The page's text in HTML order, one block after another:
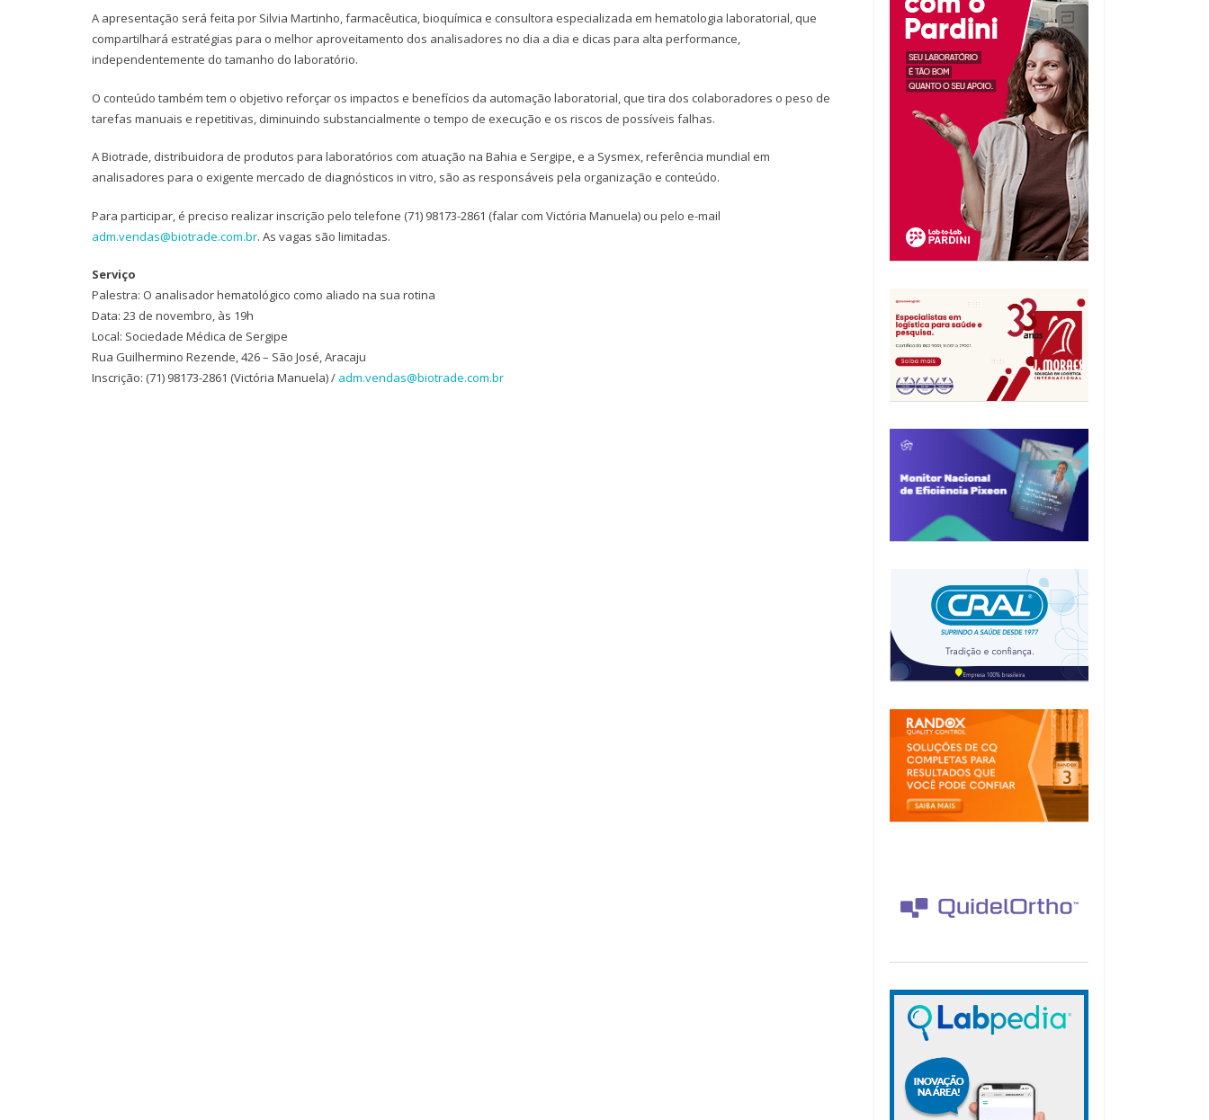
A apresentação será feita por Silvia Martinho, farmacêutica, bioquímica e consultora especializada em hematologia laboratorial, que
compartilhará estratégias para o melhor aproveitamento dos analisadores no dia a dia e dicas para alta performance,
independentemente do tamanho do laboratório.
O conteúdo também tem o objetivo reforçar os impactos e benefícios da automação laboratorial, que tira dos colaboradores o peso de
tarefas manuais e repetitivas, diminuindo substancialmente o tempo de execução e os riscos de possíveis falhas.
A Biotrade, distribuidora de produtos para laboratórios com atuação na Bahia e Sergipe, e a Sysmex, referência mundial em
analisadores para o exigente mercado de diagnósticos in vitro, são as responsáveis pela organização e conteúdo.
Para participar, é preciso realizar inscrição pelo telefone (71) 98173-2861 (falar com Victória Manuela) ou pelo e-mail
adm.vendas@biotrade.com.br. As vagas são limitadas.
Serviço
Palestra: O analisador hematológico como aliado na sua rotina
Data: 23 de novembro, às 19h
Local: Sociedade Médica de Sergipe
Rua Guilhermino Rezende, 426 – São José, Aracaju
Inscrição: (71) 98173-2861 (Victória Manuela) / adm.vendas@biotrade.com.br